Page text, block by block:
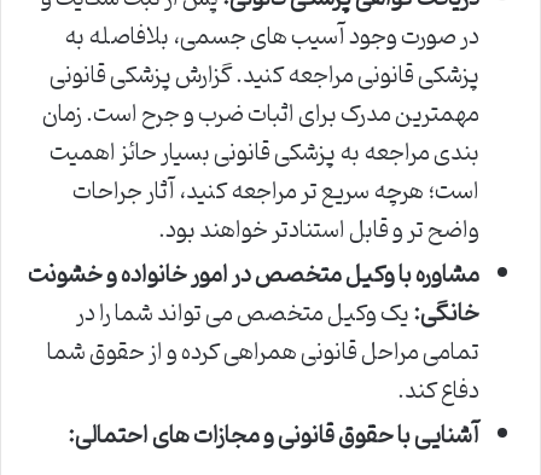
در صورت وجود آسیب های جسمی، بلافاصله به
پزشکی قانونی مراجعه کنید. گزارش پزشکی قانونی
مهمترین مدرک برای اثبات ضرب و جرح است. زمان
بندی مراجعه به پزشکی قانونی بسیار حائز اهمیت
است؛ هرچه سریع تر مراجعه کنید، آثار جراحات
واضح تر و قابل استنادتر خواهند بود.
مشاوره با وکیل متخصص در امور خانواده و خشونت
خانگی:یک وکیل متخصص می تواند شما را در
تمامی مراحل قانونی همراهی کرده و از حقوق شما
دفاع کند.
آشنایی با حقوق قانونی و مجازات های احتمالی: